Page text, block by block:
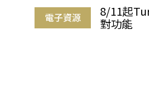
電子資源
8/11起
對功能